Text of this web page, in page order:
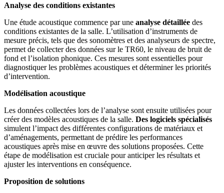
Analyse des conditions existantes
Une étude acoustique commence par une analyse détaillée des
conditions existantes de la salle. L’utilisation d’instruments de
mesure précis, tels que des sonomètres et des analyseurs de spectre,
permet de collecter des données sur le TR60, le niveau de bruit de
fond et l’isolation phonique. Ces mesures sont essentielles pour
diagnostiquer les problèmes acoustiques et déterminer les priorités
d’intervention.
Modélisation acoustique
Les données collectées lors de l’analyse sont ensuite utilisées pour
créer des modèles acoustiques de la salle. Des logiciels spécialisés
simulent l’impact des différentes configurations de matériaux et
d’aménagements, permettant de prédire les performances
acoustiques après mise en œuvre des solutions proposées. Cette
étape de modélisation est cruciale pour anticiper les résultats et
ajuster les interventions en conséquence.
Proposition de solutions